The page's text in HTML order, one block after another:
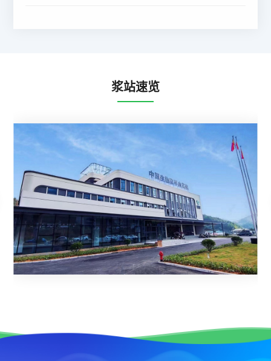
浆站速览